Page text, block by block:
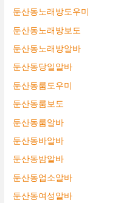
둔산동노래방도우미
둔산동노래방보도
둔산동노래방알바
둔산동당일알바
둔산동룸도우미
둔산동룸보도
둔산동룸알바
둔산동바알바
둔산동밤알바
둔산동업소알바
둔산동여성알바